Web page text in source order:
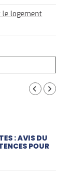
le logement
: AVIS DU
POUR